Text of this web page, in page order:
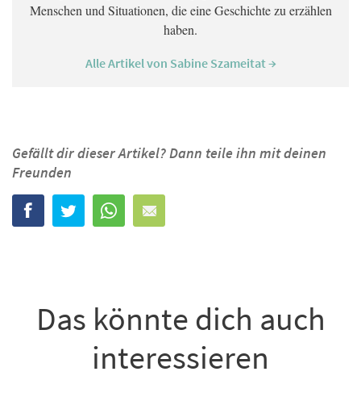
Menschen und Situationen, die eine Geschichte zu erzählen
haben.
Alle Artikel von Sabine Szameitat →
Gefällt dir dieser Artikel? Dann teile ihn mit deinen
Freunden
Das könnte dich auch
interessieren